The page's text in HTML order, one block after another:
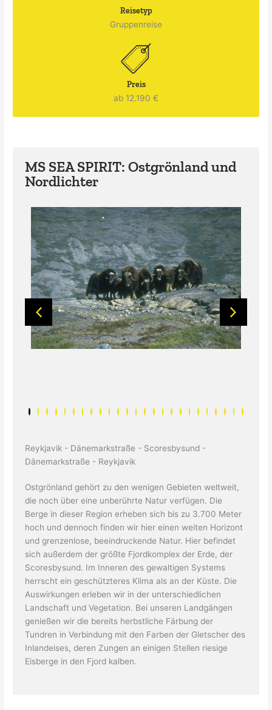
Reisetyp
Gruppenreise
Preis
ab 12.190 €
MS SEA SPIRIT: Ostgrönland und
Nordlichter
Reykjavik - Dänemarkstraße - Scoresbysund -
Dänemarkstraße - Reykjavik
Ostgrönland gehört zu den wenigen Gebieten weltweit,
die noch über eine unberührte Natur verfügen. Die
Berge in dieser Region erheben sich bis zu 3.700 Meter
hoch und dennoch finden wir hier einen weiten Horizont
und grenzenlose, beeindruckende Natur. Hier befindet
sich außerdem der größte Fjordkomplex der Erde, der
Scoresbysund. Im Inneren des gewaltigen Systems
herrscht ein geschützteres Klima als an der Küste. Die
Auswirkungen erleben wir in der unterschiedlichen
Landschaft und Vegetation. Bei unseren Landgängen
genießen wir die bereits herbstliche Färbung der
Tundren in Verbindung mit den Farben der Gletscher des
Inlandeises, deren Zungen an einigen Stellen riesige
Eisberge in den Fjord kalben.